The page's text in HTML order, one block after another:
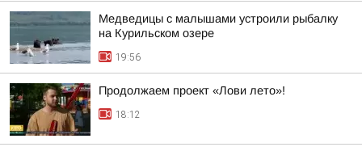
Медведицы с малышами устроили рыбалку
на Курильском озере
19:56
Продолжаем проект «Лови лето»!
18:12